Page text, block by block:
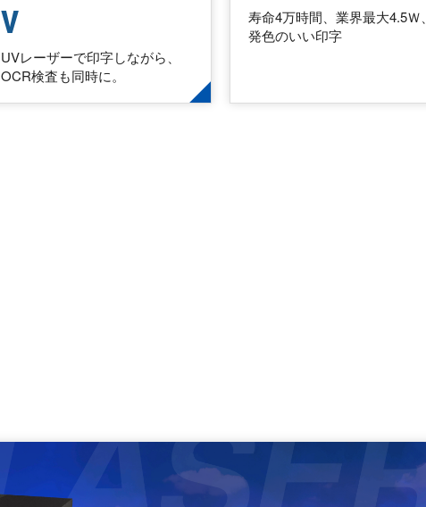
V
UVレーザーで印字しながら、
OCR検査も同時に。
寿命4万時間、業界最大4.5Ｗ、
発色のいい印字